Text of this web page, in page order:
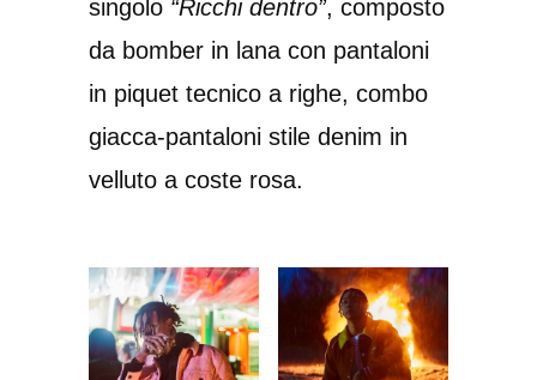
singolo “Ricchi dentro”, composto
da bomber in lana con pantaloni
in piquet tecnico a righe, combo
giacca-pantaloni stile denim in
velluto a coste rosa.